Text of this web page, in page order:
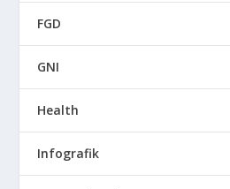
FGD
GNI
Health
Infografik